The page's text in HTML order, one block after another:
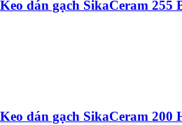
Keo dán gạch SikaCeram 255
Keo dán gạch SikaCeram 200